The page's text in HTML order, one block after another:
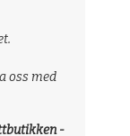
oss med
-